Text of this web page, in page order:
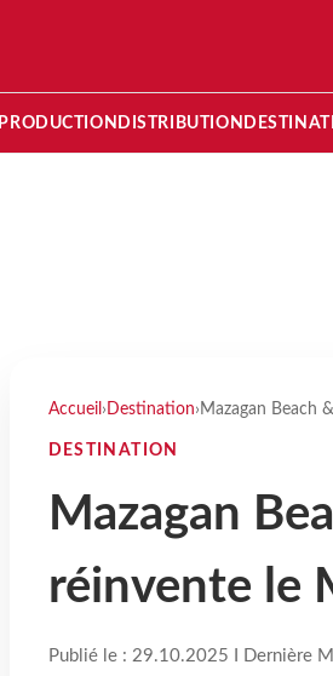
PRODUCTION DISTRIBUTION
Accueil › Destination› Mazagan Beach
DESTINATION
Mazagan
réinvente le
Publié le : 29.10.2025 I Dernière